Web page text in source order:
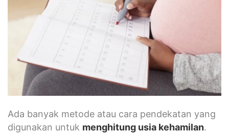
Ada banyak metode atau cara pendekatan yang
digunakan untuk menghitung usia kehamilan.